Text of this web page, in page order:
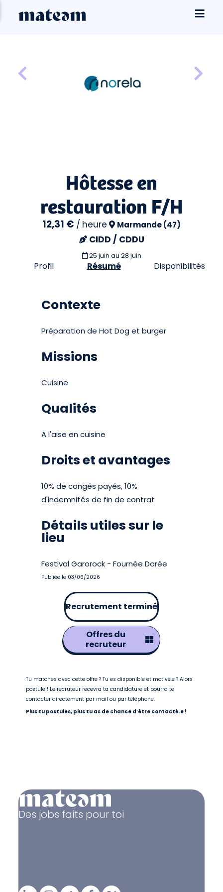
Hôtesse en
restauration F/H
12,31 € / heure Marmande (47)
CIDD / CDDU
25 juin au 28 juin
Profil Résumé Disponibilités
Contexte
Préparation de Hot Dog et burger
Missions
Cuisine
Qualités
A l'aise en cuisine
Droits et avantages
10% de congés payés, 10%
d'indemnités de fin de contrat
Détails utiles sur le
lieu
Festival Garorock - Fournée Dorée
Publiée le 03/06/2026
Recrutement terminé
Offres du
recruteur
Tu matches avec cette offre ? Tu es disponible et motivé.e ? Alors
postule ! Le recruteur recevra ta candidature et pourra te
contacter directement par mail ou par téléphone.
Plus tu postules, plus tu as de chance d’être contacté.e !
Des jobs faits pour toi